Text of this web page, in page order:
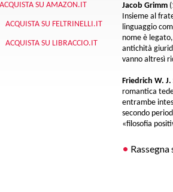
ACQUISTA SU AMAZON.IT
ACQUISTA SU FELTRINELLI.IT
ACQUISTA SU LIBRACCIO.IT
Jacob Grimm
Insieme al
linguaggio
nome è
antichità
vanno altresì
Friedrich W.
romantica
entrambe
secondo
«filosofia